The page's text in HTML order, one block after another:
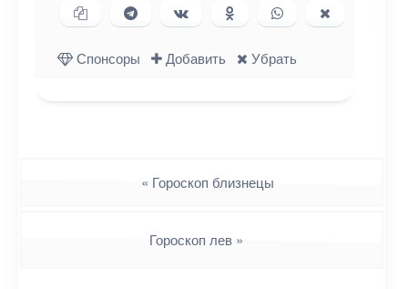
Копировать ссылку
Поделиться в Telegram
Поделиться ВКонтакте
Поделиться в
Одноклассниках
Поделиться в
WhatsApp
в X (Twitter)
Спонсоры
Добавить Убрать
« Гороскоп близнецы
Гороскоп лев »